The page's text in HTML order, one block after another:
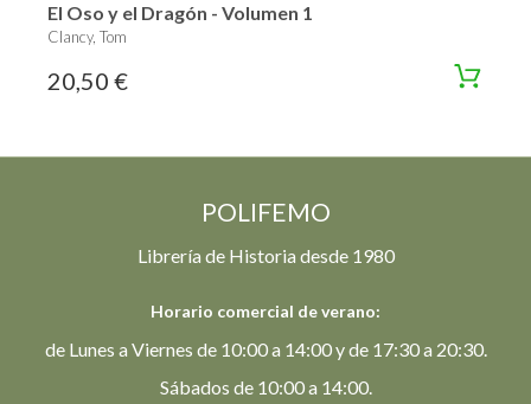
El Oso y el Dragón - Volumen 1
Clancy, Tom
20,50 €
POLIFEMO
Librería de Historia desde 1980
Horario comercial de verano:
de Lunes a Viernes de 10:00 a 14:00 y de 17:30 a 20:30.
Sábados de 10:00 a 14:00.